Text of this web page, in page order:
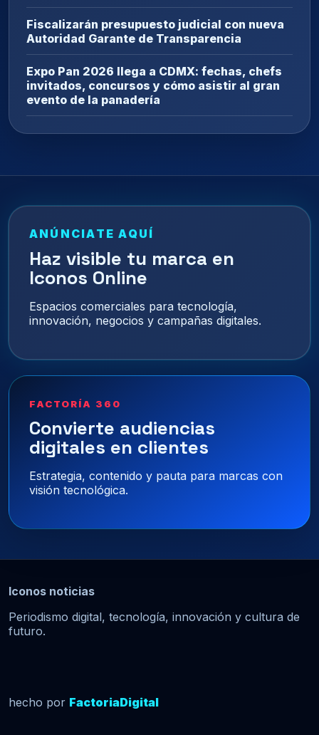
Fiscalizarán presupuesto judicial con nueva
Autoridad Garante de Transparencia
Expo Pan 2026 llega a CDMX: fechas, chefs
invitados, concursos y cómo asistir al gran
evento de la panadería
ANÚNCIATE AQUÍ
Haz visible tu marca en
Iconos Online
Espacios comerciales para tecnología,
innovación, negocios y campañas digitales.
FACTORÍA 360
Convierte audiencias
digitales en clientes
Estrategia, contenido y pauta para marcas con
visión tecnológica.
Iconos noticias
Periodismo digital, tecnología, innovación y cultura de
futuro.
hecho por FactoriaDigital